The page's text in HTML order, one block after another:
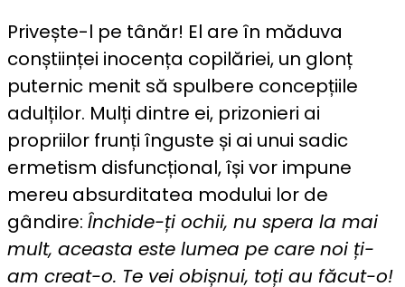
Privește-l pe tânăr! El are în măduva
conștiinței inocența copilăriei, un glonț
puternic menit să spulbere concepțiile
adulților. Mulți dintre ei, prizonieri ai
propriilor frunți înguste și ai unui sadic
ermetism disfuncțional, își vor impune
mereu absurditatea modului lor de
gândire: Închide-ți ochii, nu spera la mai
mult, aceasta este lumea pe care noi ți-
am creat-o. Te vei obișnui, toți au făcut-o!